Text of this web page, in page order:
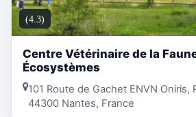
(4.3)
Centre Vétérinaire de la
Écosystèmes
101 Route de Gachet ENVN Oniris,
44300 Nantes, France